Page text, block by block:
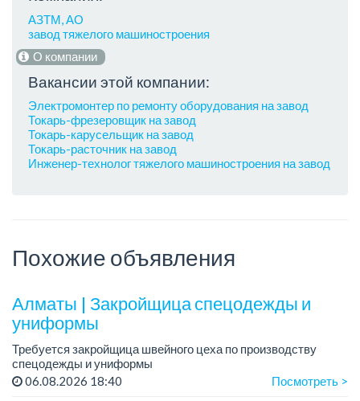
АЗТМ, АО
завод тяжелого машиностроения
О компании
Вакансии этой компании:
Электромонтер по ремонту оборудования на завод
Токарь-фрезеровщик на завод
Токарь-карусельщик на завод
Токарь-расточник на завод
Инженер-технолог тяжелого машиностроения на завод
Похожие объявления
Алматы | Закройщица спецодежды и
униформы
Требуется закройщица швейного цеха по производству
спецодежды и униформы
Рабочий день с 9:00 до 18:00
06.08.2026 18:40 Посмотреть >